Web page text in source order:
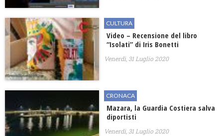
CULTURA
Video – Recensione del libro
“Isolati” di Iris Bonetti
Venerdì, 31 Luglio 2020
CRONACA
Mazara, la Guardia Costiera salva
diportisti
Venerdì, 31 Luglio 2020